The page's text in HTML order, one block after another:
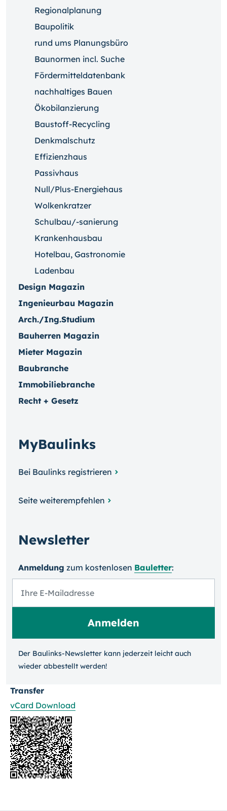
Regionalplanung
Baupolitik
rund ums Planungsbüro
Baunormen incl. Suche
Fördermitteldatenbank
nachhaltiges Bauen
Ökobilanzierung
Baustoff-Recycling
Denkmalschutz
Effizienzhaus
Passivhaus
Null/Plus-Energiehaus
Wolkenkratzer
Schulbau/-sanierung
Krankenhausbau
Hotelbau, Gastronomie
Ladenbau
Design Magazin
Ingenieurbau Magazin
Arch./Ing.Studium
Bauherren Magazin
Mieter Magazin
Baubranche
Immobiliebranche
Recht + Gesetz
MyBaulinks
Bei Baulinks registrieren
Seite weiterempfehlen
Newsletter
Anmeldung zum kosten­losen Bauletter:
Der Baulinks-Newsletter kann jeder­zeit leicht auch
wieder ab­bestellt werden!
Transfer
vCard Download